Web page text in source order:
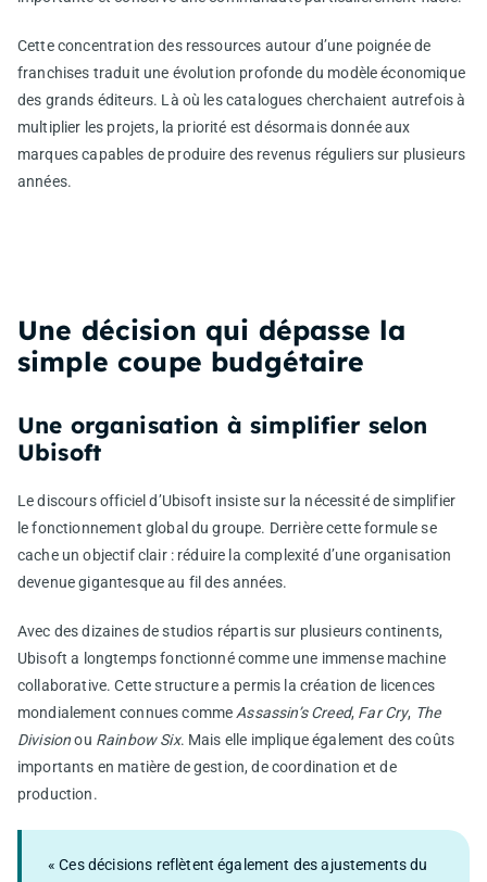
Cette concentration des ressources autour d’une poignée de
franchises traduit une évolution profonde du modèle économique
des grands éditeurs. Là où les catalogues cherchaient autrefois à
multiplier les projets, la priorité est désormais donnée aux
marques capables de produire des revenus réguliers sur plusieurs
années.
Une décision qui dépasse la
simple coupe budgétaire
Une organisation à simplifier selon
Ubisoft
Le discours officiel d’Ubisoft insiste sur la nécessité de simplifier
le fonctionnement global du groupe. Derrière cette formule se
cache un objectif clair : réduire la complexité d’une organisation
devenue gigantesque au fil des années.
Avec des dizaines de studios répartis sur plusieurs continents,
Ubisoft a longtemps fonctionné comme une immense machine
collaborative. Cette structure a permis la création de licences
mondialement connues commeAssassin’s Creed, Far Cry, The
Divisionou Rainbow Six. Mais elle implique également des coûts
importants en matière de gestion, de coordination et de
production.
« Ces décisions reflètent également des ajustements du